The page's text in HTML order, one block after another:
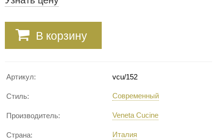
В корзину
Артикул: vcu/152
Стиль: Современный
Производитель: Veneta Cucine
Страна: Италия